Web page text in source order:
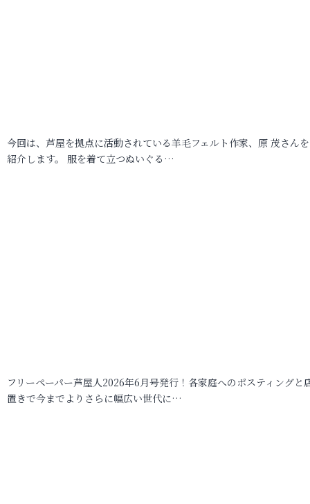
今回は、芦屋を拠点に活動されている羊毛フェルト作家、原 茂さん
紹介します。 服を着て立つぬいぐる…
フリーペーパー芦屋人2026年6月号発行！各家庭へのポスティングと
置きで今までよりさらに幅広い世代に…